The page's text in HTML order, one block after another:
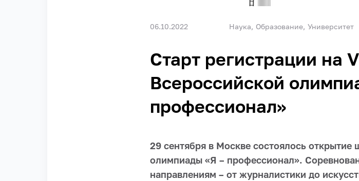
06.10.2022 Наука Образование Университет
Старт регистрации на
Всероссийской
профессионал»
29 сентября в Москве состоялось открытие
олимпиады «Я – профессионал».
направлениям – от журналистики до